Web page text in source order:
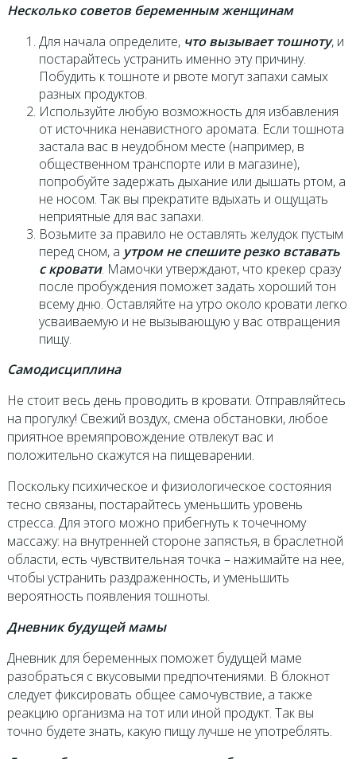
Несколько советов беременным женщинам
Для начала определите, что вызывает тошноту, и
постарайтесь устранить именно эту причину.
Побудить к тошноте и рвоте могут запахи самых
разных продуктов.
Используйте любую возможность для избавления
от источника ненавистного аромата. Если тошнота
застала вас в неудобном месте (например, в
общественном транспорте или в магазине),
попробуйте задержать дыхание или дышать ртом, а
не носом. Так вы прекратите вдыхать и ощущать
неприятные для вас запахи.
Возьмите за правило не оставлять желудок пустым
перед сном, а утром не спешите резко вставать
с кровати. Мамочки утверждают, что крекер сразу
после пробуждения поможет задать хороший тон
всему дню. Оставляйте на утро около кровати легко
усваиваемую и не вызывающую у вас отвращения
пищу.
Самодисциплина
Не стоит весь день проводить в кровати. Отправляйтесь
на прогулку! Свежий воздух, смена обстановки, любое
приятное времяпровождение отвлекут вас и
положительно скажутся на пищеварении.
Поскольку психическое и физиологическое состояния
тесно связаны, постарайтесь уменьшить уровень
стресса. Для этого можно прибегнуть к точечному
массажу: на внутренней стороне запястья, в браслетной
области, есть чувствительная точка – нажимайте на нее,
чтобы устранить раздраженность, и уменьшить
вероятность появления тошноты.
Дневник будущей мамы
Дневник для беременных поможет будущей маме
разобраться с вкусовыми предпочтениями. В блокнот
следует фиксировать общее самочувствие, а также
реакцию организма на тот или иной продукт. Так вы
точно будете знать, какую пищу лучше не употреблять.